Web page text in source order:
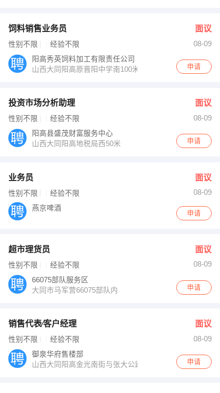
饲料销售业务员 面议
性别不限 经验不限
08-09
阳高秀英饲料加工有限责任公司
山西大同阳高原晋阳中学南100米
申请
投资市场分析助理 面议
性别不限 经验不限
08-09
阳高县盛茂财富服务中心
山西大同阳高地税局西50米
申请
业务员 面议
性别不限 经验不限
08-09
燕京啤酒
申请
超市理货员 面议
性别不限 经验不限
08-09
66075部队服务区
大同市马军营66075部队内
申请
销售代表∕客户经理 面议
性别不限 经验不限
08-09
御泉华府售楼部
山西大同阳高金光南街与张大公路交汇处
申请